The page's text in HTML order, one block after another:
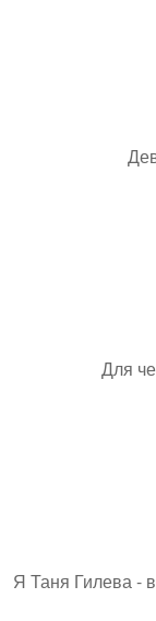
Для
Я Таня Гилева -